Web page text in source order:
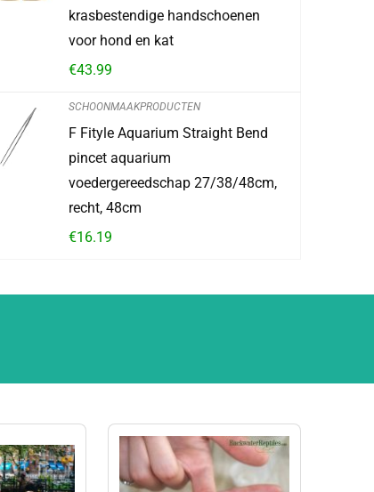
krasbestendige handschoenen
voor hond en kat
€43.99
SCHOONMAAKPRODUCTEN
F Fityle Aquarium Straight Bend
pincet aquarium
voedergereedschap 27/38/48cm,
recht, 48cm
€16.19